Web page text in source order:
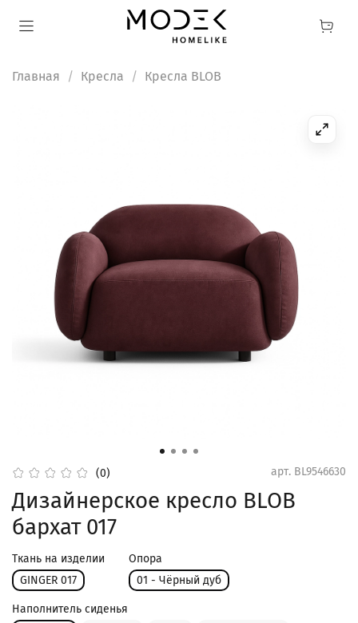
Главная Кресла Кресла BLOB
(0) арт. BL9546630
Дизайнерское кресло BLOB
бархат 017
Ткань на изделии
GINGER 017
Опора
01 - Чёрный дуб
Наполнитель сиденья